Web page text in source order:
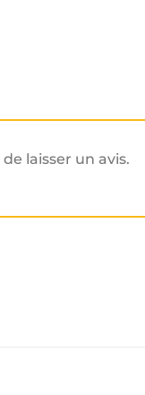
laisser un avis.